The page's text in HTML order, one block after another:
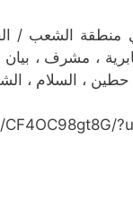
، مشرف ،
، السلام ،